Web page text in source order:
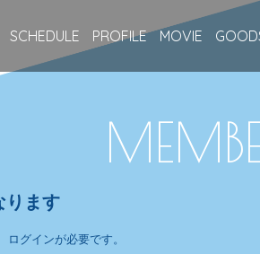
SCHEDULE PROFILE MOVIE
ります
グインが必要です。